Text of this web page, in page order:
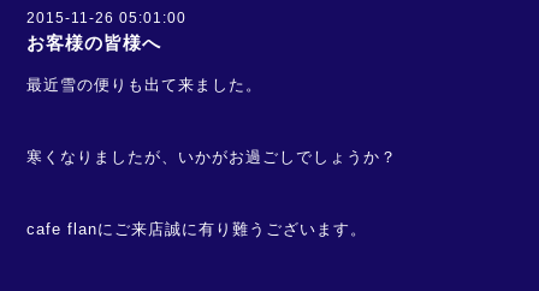
2015-11-26 05:01:00
お客様の皆様へ
最近雪の便りも出て来ました。
寒くなりましたが、いかがお過ごしでしょうか？
cafe flanにご来店誠に有り難うございます。